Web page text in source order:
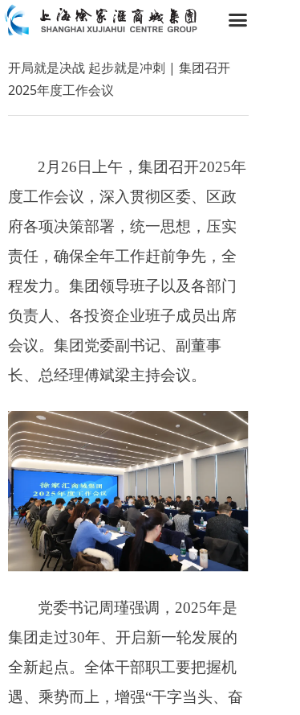
끀
网站首页
经营业绩
资质荣誉
集团动态
爱心公益
新象徐家汇
艺萃徐家汇
花漾徐家汇
功能区简介
招商政策
人才培养
党建要闻
支部风采
主题教育
精神文明
先锋模范
文体活动
2月 26 日上午，集团召开2025年
度工作会议，深入贯彻区委、区政
府各项决策部署，统一思想，压实
责任，确保全年工作赶前争先，全
程发力。集团领导班子以及各部门
负责人、各投资企业班子成员出席
会议。集团党委副书记、副董事
长、总经理傅斌梁主持会议。
党委书记周瑾强调， 2025年是
集团走过30年、开启新一轮发展的
全新起点。全体干部职工要把握机
遇、乘势而上，增强“干字当头、奋
开局就是决战 起步就是冲刺 | 集团召开
2025年度工作会议